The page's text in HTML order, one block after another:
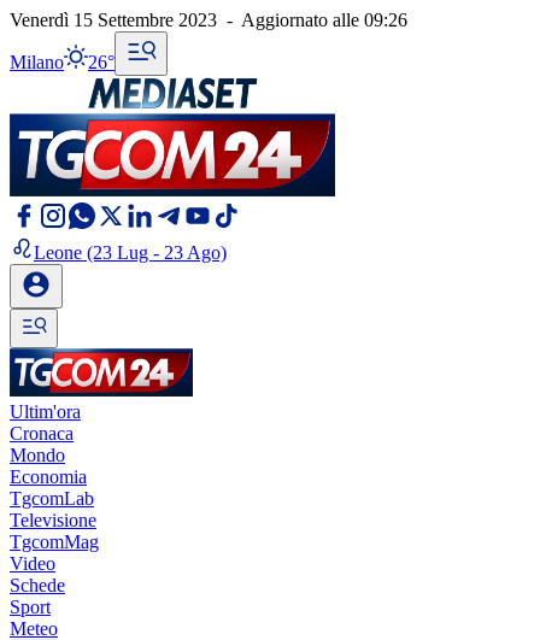
Venerdì 15 Settembre 2023 - Aggiornato alle 09:26
Milano 26°
Leone (23 Lug - 23 Ago)
Ultim'ora
Cronaca
Mondo
Economia
TgcomLab
Televisione
TgcomMag
Video
Schede
Sport
Meteo